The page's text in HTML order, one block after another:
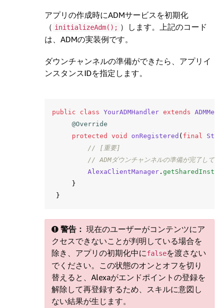
アプリの作成時にADMサービスを初期化
（ initializeAdm(); ）します。上記のコード
は、ADMの実装例です。
ダウンチャンネルの準備ができたら、アプリイ
ンスタンスIDを指定します。
public class YourADMHandler extends
@Override
protected
void onRegistered ( final
// [重要]
// ADMダウンチャンネルの準備が完了して
AlexaClientManager .
}
}
警告： 現在のユーザーがコンテンツにア
クセスできないことが判明している場合を
除き、アプリの初期化中にfalseを渡さない
でください。この状態のオンとオフを切り
替えると、Alexaがエンドポイントの登録を
解除して再登録するため、スキルに意図し
ない結果が生じます。